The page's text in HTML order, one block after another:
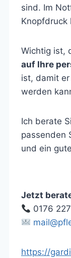
sind. Im
Knopfdruck
Wichtig ist,
auf Ihre
ist, damit
werden
Ich berate
passenden
und ein
Jetzt
0176
https://